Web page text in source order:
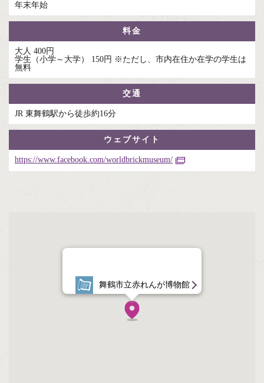
年末年始
料金
大人 400円
学生（小学～大学） 150円 ※ただし、市内在住か在学の学生は
無料
交通
JR 東舞鶴駅から徒歩約16分
ウェブサイト
https://www.facebook.com/worldbrickmuseum/
舞鶴市立赤れんが博物館